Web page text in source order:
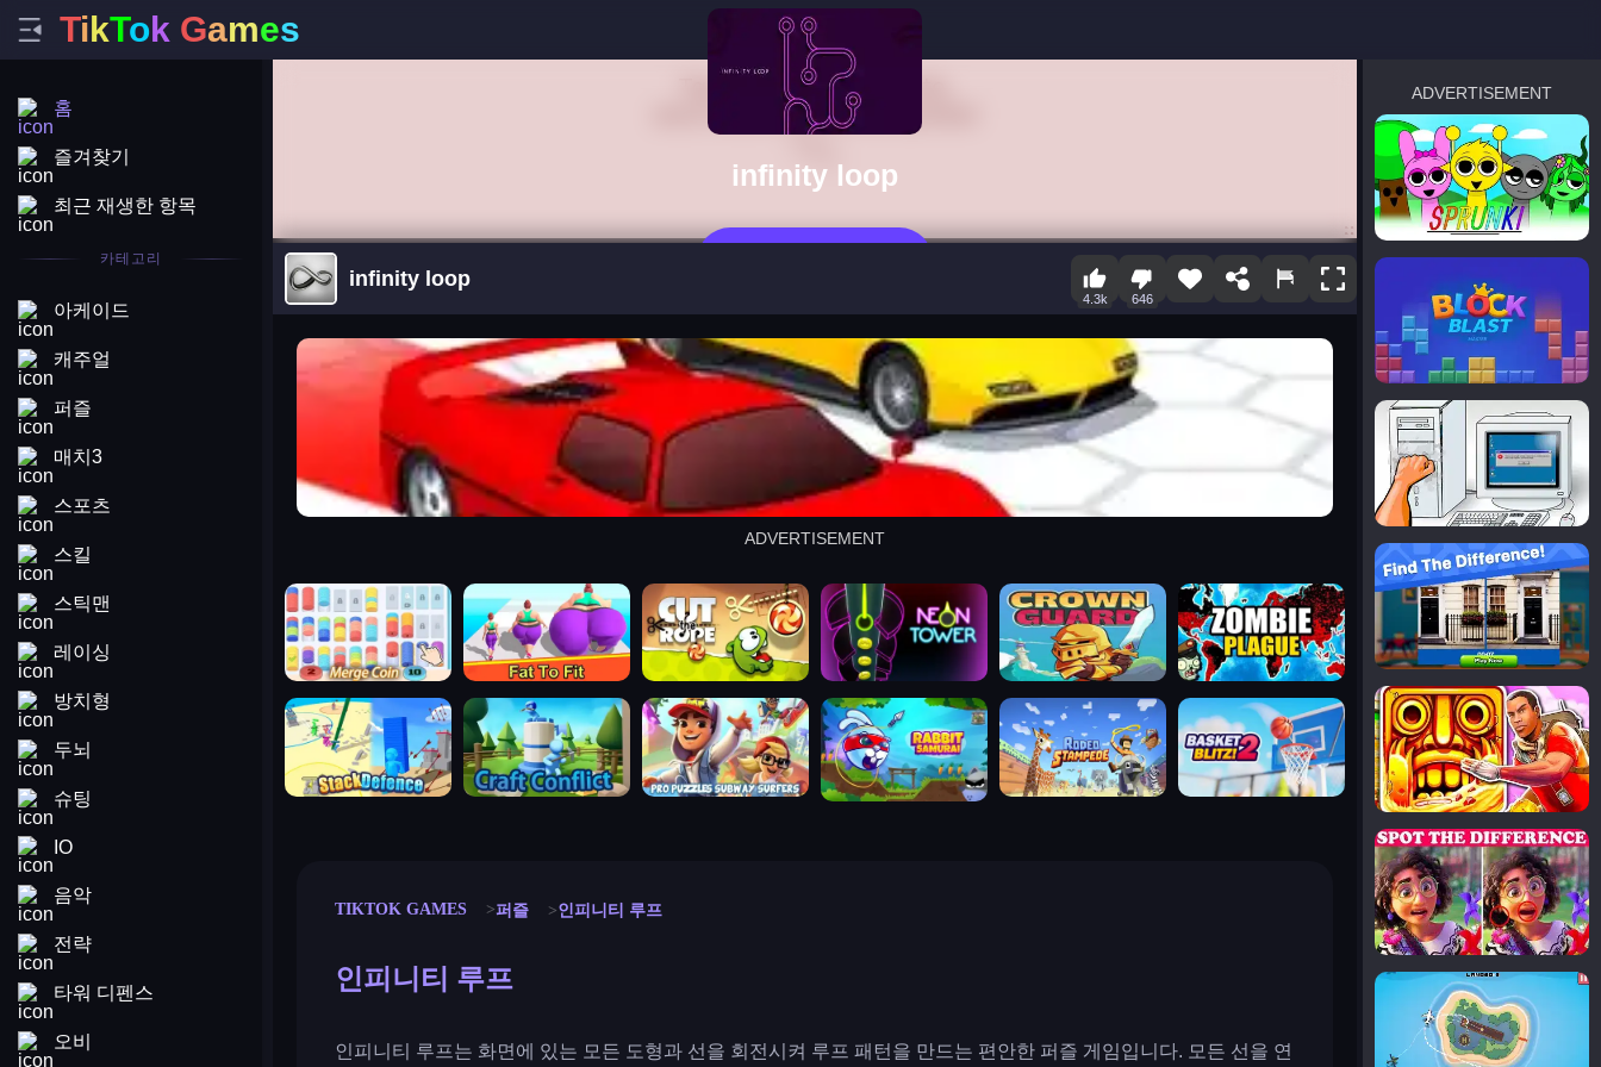
TikTok Games
홈
즐겨찾기
최근 재생한 항목
카테고리
아케이드
캐주얼
퍼즐
매치3
스포츠
스킬
스틱맨
레이싱
방치형
두뇌
슈팅
IO
음악
전략
타워 디펜스
오비
infinity loop
infinity loop
4.3k 646
arena king
ADVERTISEMENT
merge coin fat to fit cut the rope neon tower crown guard zombie plague
stack defence craft conflict subway surfers rabbit samurai rodeo stampede basket blitz
TIKTOK GAMES 퍼즐 인피니티 루프
인피니티 루프
인피니티 루프는 화면에 있는 모든 도형과 선을 회전시켜 루프 패턴을 만드는 편안한 퍼즐 게임입니다. 모든 선을 연
ADVERTISEMENT
sprunki
Blocky Blast!
smash it
notice the difference
temple run 2
spot the differences
silly sky